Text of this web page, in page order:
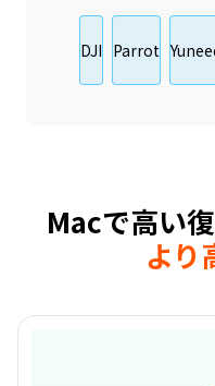
DJI Parrot
Macで高い
より